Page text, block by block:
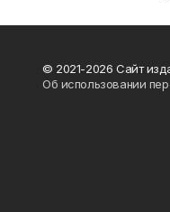
© 2021-2026 Сайт
Об использовании